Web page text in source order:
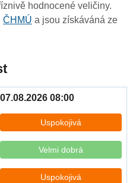
hodnocené veličiny.
ČHMÚ a jsou získáváná ze
07.08.2026 08:00
Uspokojivá
Velmi dobrá
Uspokojivá